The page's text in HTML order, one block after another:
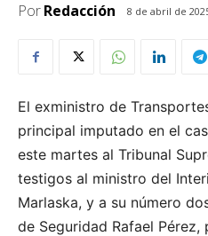
PorRedacción 8 de abril de
El exministro de
principal imputado en el
este martes al Tribunal
testigos al ministro del
Marlaska, y a su número
de Seguridad Rafael Pérez,